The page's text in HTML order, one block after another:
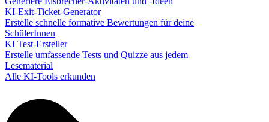
KI-Exit-Ticket-Generator
Erstelle schnelle formative Bewertungen für deine
SchülerInnen
KI Test-Ersteller
Erstelle umfassende Tests und Quizze aus jedem
Lesematerial
Alle KI-Tools erkunden